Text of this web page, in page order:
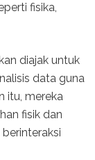
fisika,
diajak untuk
data guna
itu, mereka
fisik dan